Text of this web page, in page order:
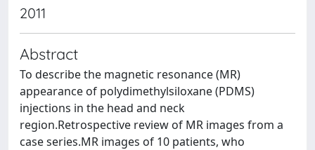
2011
Abstract
To describe the magnetic resonance (MR)
appearance of polydimethylsiloxane (PDMS)
injections in the head and neck
region.Retrospective review of MR images from a
case series.MR images of 10 patients, who